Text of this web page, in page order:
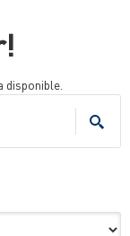
disponible.